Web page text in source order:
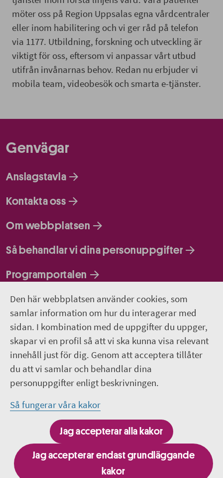
Den här webbplatsen använder cookies, som
samlar information om hur du interagerar med
sidan. I kombination med de uppgifter du uppger,
skapar vi en profil så att vi ska kunna visa relevant
innehåll just för dig. Genom att acceptera tillåter
du att vi samlar och behandlar dina
personuppgifter enligt beskrivningen.
Så fungerar våra kakor
Jag accepterar alla kakor
Jag accepterar endast grundläggande
kakor
möter oss på Region Uppsalas egna vårdcentraler
eller inom habilitering och vi ger råd på telefon
via 1177. Utbildning, forskning och utveckling är
viktigt för oss, eftersom vi anpassar vårt utbud
utifrån invånarnas behov. Redan nu erbjuder vi
mobila team, videobesök och smarta e-tjänster.
Genvägar
Anslagstavla
Kontakta oss
Om webbplatsen
Så behandlar vi dina personuppgifter
Programportalen
Följ oss
Lediga jobb
Pressrum
Facebook
Jobba hos oss - Facebook